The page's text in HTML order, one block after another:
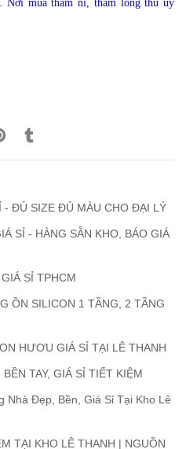
Nơi mua thảm nỉ, thảm lông thú uy
- ĐỦ SIZE ĐỦ MÀU CHO ĐẠI LÝ
SỈ - HÀNG SẴN KHO, BÁO GIÁ
SỈ TPHCM
ỒN SILICON 1 TẦNG, 2 TẦNG
HƯƠU GIÁ SỈ TẠI LÊ THANH
TAY, GIÁ SỈ TIẾT KIỆM
Nhà Đẹp, Bền, Giá Sỉ Tại Kho Lê
TẠI KHO LÊ THANH | NGUỒN